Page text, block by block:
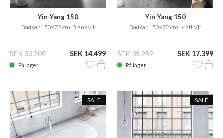
Yin-Yang 150
Badkar 150x72 cm, Blank vit
SEK 33.205 SEK 14.499
På lager
Yin-Yang 150
Badkar 150x72 cm, Matt Vit
SEK 35.959 SEK 17.399
På lager
SALE SALE